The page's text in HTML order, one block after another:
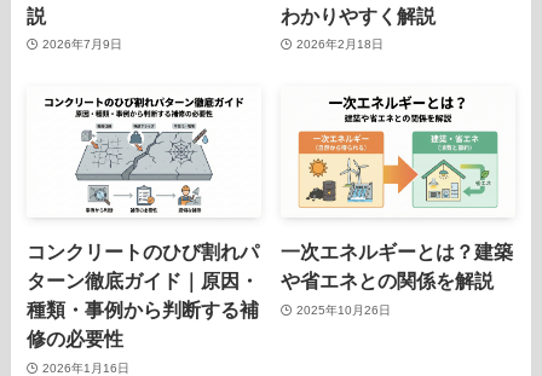
説
2026年7月9日
わかりやすく解説
2026年2月18日
コンクリートのひび割れパ
ターン徹底ガイド｜原因・
種類・事例から判断する補
修の必要性
2026年1月16日
一次エネルギーとは？建築
や省エネとの関係を解説
2025年10月26日